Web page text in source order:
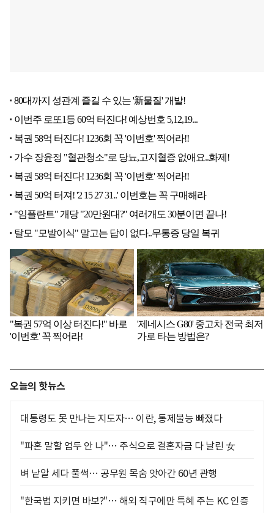
오늘의 핫뉴스
대통령도 못 만나는 지도자… 이란, 통제불능 빠졌다
"파혼 말할 엄두 안 나"… 주식으로 결혼자금 다 날린 女
벼 낱알 세다 풀썩… 공무원 목숨 앗아간 60년 관행
"한국법 지키면 바보?"… 해외 직구에만 특혜 주는 KC 인증